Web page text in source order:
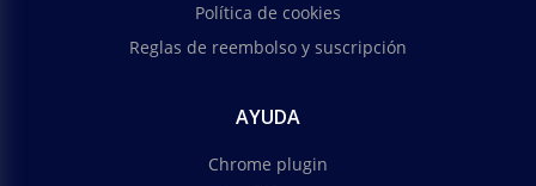
Política de cookies
Reglas de reembolso y suscripción
AYUDA
Chrome plugin